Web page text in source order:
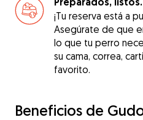
¡Tu reserva está a
Asegúrate de que
lo que tu perro
su cama, correa,
favorito.
Beneficios de